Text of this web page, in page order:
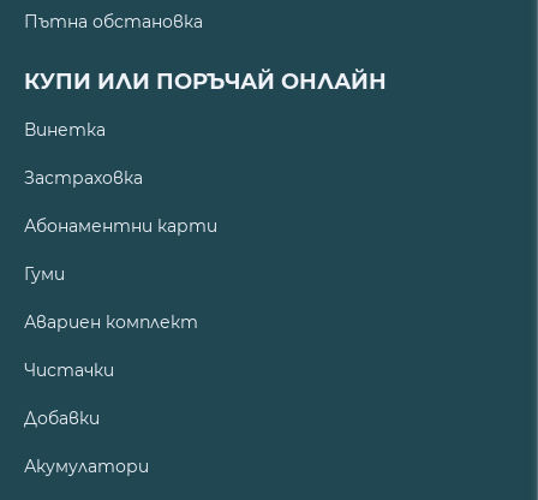
Пътна обстановка
КУПИ ИЛИ ПОРЪЧАЙ ОНЛАЙН
Винетка
Застраховка
Абонаментни карти
Гуми
Авариен комплект
Чистачки
Добавки
Акумулатори